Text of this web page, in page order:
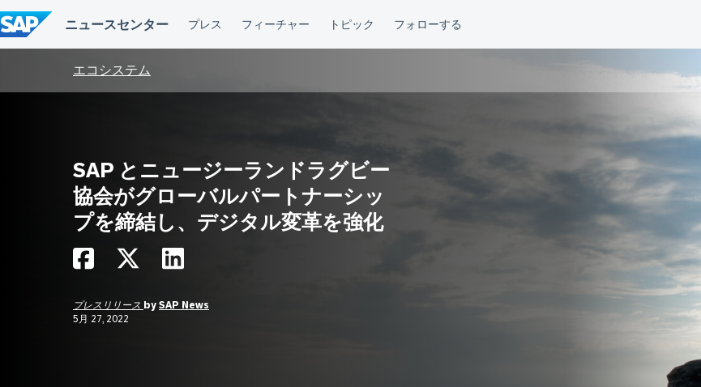
ン
テ
ン
エコシステム
SAP とニュージーランドラグビー
協会がグローバルパートナーシッ
プを締結し、デジタル変革を強化
プレスリリース by SAP News
5月 27, 2022